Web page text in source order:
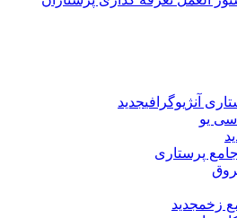
آنژیوگرافیجدید
یو
پرستاری
زخمجدید